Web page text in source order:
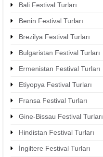
Bali Festival Turları
Benin Festival Turları
Brezilya Festival Turları
Bulgaristan Festival Turları
Ermenistan Festival Turları
Etiyopya Festival Turları
Fransa Festival Turları
Gine-Bissau Festival Turları
Hindistan Festival Turları
İngiltere Festival Turları